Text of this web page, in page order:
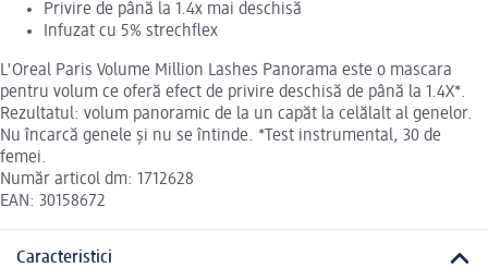
Privire de până la 1.4x mai deschisă
Infuzat cu 5% strechflex
L'Oreal Paris Volume Million Lashes Panorama este o mascara
pentru volum ce oferă efect de privire deschisă de până la 1.4X*.
Rezultatul: volum panoramic de la un capăt la celălalt al genelor.
Nu încarcă genele și nu se întinde. *Test instrumental, 30 de
femei.
Număr articol dm: 1712628
EAN: 30158672
Caracteristici